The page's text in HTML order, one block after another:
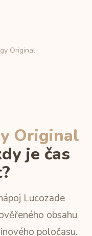
Original
Original
je čas
Lucozade
obsahu
poločasu.